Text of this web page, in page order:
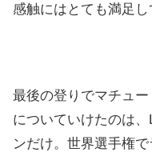
感触にはとても満足し
最後の登りでマチュ
についていけたのは
ンだけ。世界選手権